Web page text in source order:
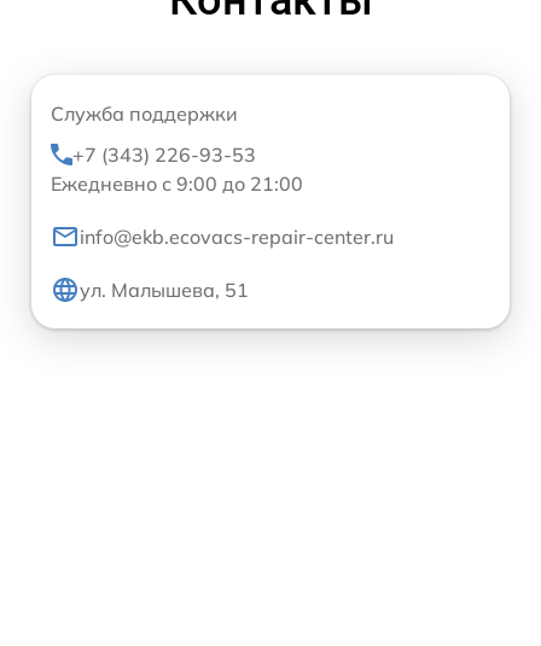
Служба поддержки
+7 (343) 226-93-53
Ежедневно с 9:00 до 21:00
info@ekb.ecovacs-repair-center.ru
ул. Малышева, 51